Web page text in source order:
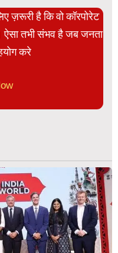
ज़रूरी है कि वो कॉरपोरेट
तभी संभव है जब जनता
करे